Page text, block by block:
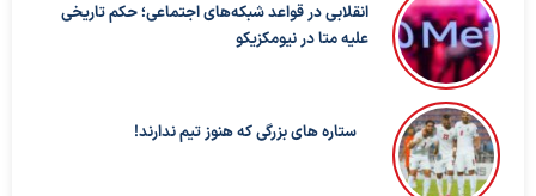
انقلابی در قواعد شبکه‌های اجتماعی؛ حکم تاریخی
علیه متا در نیومکزیکو
ستاره های بزرگی که هنوز تیم ندارند!